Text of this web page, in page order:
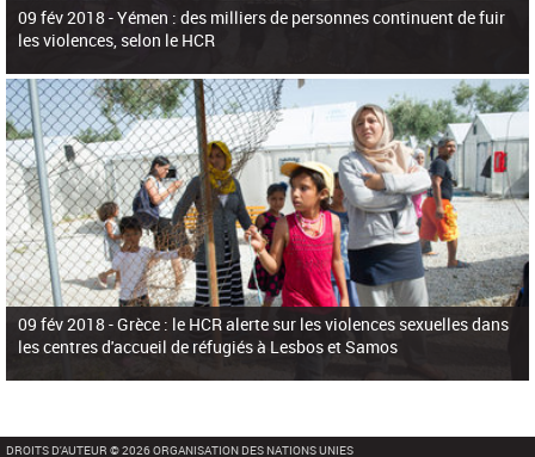
09 fév 2018 -Yémen : des milliers de personnes continuent de fuir
les violences, selon le HCR
09 fév 2018 -Grèce : le HCR alerte sur les violences sexuelles dans
les centres d'accueil de réfugiés à Lesbos et Samos
DROITS D'AUTEUR © 2026 ORGANISATION DES NATIONS UNIES